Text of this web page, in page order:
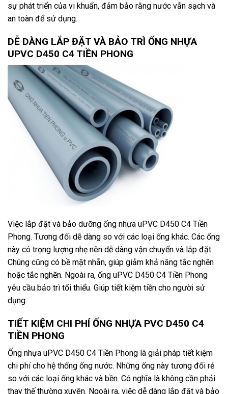
sự phát triển của vi khuẩn, đảm bảo rằng nước vẫn sạch và
an toàn để sử dụng.
DỄ DÀNG LẮP ĐẶT VÀ BẢO TRÌ ỐNG NHỰA
UPVC D450 C4 TIỀN PHONG
Việc lắp đặt và bảo dưỡng ống nhựa uPVC D450 C4 Tiền
Phong. Tương đối dễ dàng so với các loại ống khác. Các ống
này có trọng lượng nhẹ nên dễ dàng vận chuyển và lắp đặt.
Chúng cũng có bề mặt nhẵn, giúp giảm khả năng tắc nghẽn
hoặc tắc nghẽn. Ngoài ra, ống uPVC D450 C4 Tiền Phong
yêu cầu bảo trì tối thiểu. Giúp tiết kiệm tiền cho người sử
dụng.
TIẾT KIỆM CHI PHÍ ỐNG NHỰA PVC D450 C4
TIỀN PHONG
Ống nhựa uPVC D450 C4 Tiền Phong là giải pháp tiết kiệm
chi phí cho hệ thống ống nước. Những ống này tương đối rẻ
so với các loại ống khác và bền. Có nghĩa là không cần phải
thay thế thường xuyên. Ngoài ra, việc dễ dàng lắp đặt và bảo